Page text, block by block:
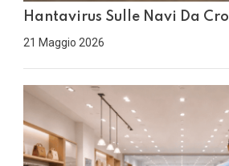
Hantavirus Sulle Navi Da
21 Maggio 2026